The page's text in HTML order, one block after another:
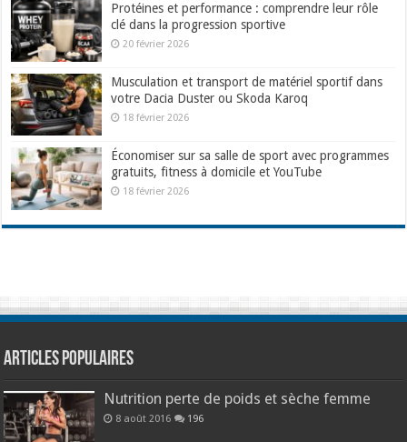
Protéines et performance : comprendre leur rôle
clé dans la progression sportive
20 février 2026
Musculation et transport de matériel sportif dans
votre Dacia Duster ou Skoda Karoq
18 février 2026
Économiser sur sa salle de sport avec programmes
gratuits, fitness à domicile et YouTube
18 février 2026
Articles populaires
Nutrition perte de poids et sèche femme
8 août 2016 196